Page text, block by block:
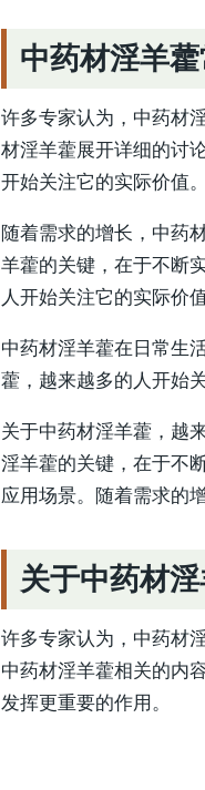
中药材淫羊
许多专家认为，中药材
材淫羊藿展开详细的讨
开始关注它的实际价值。
随着需求的增长，中药
羊藿的关键，在于不断
人开始关注它的实际价
中药材淫羊藿在日常生
藿，越来越多的人开始
关于中药材淫羊藿，越
淫羊藿的关键，在于不
应用场景。随着需求的
关于中药材
许多专家认为，中药材
中药材淫羊藿相关的内
发挥更重要的作用。